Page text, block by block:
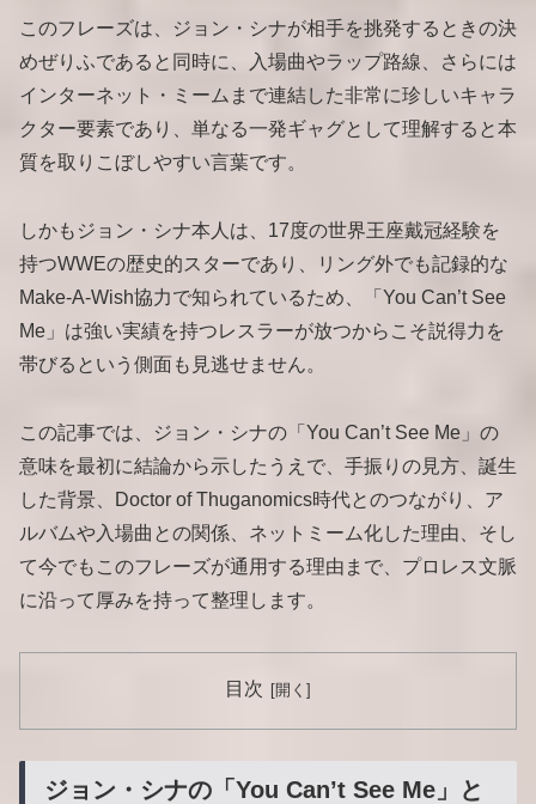
このフレーズは、ジョン・シナが相手を挑発するときの決
めぜりふであると同時に、入場曲やラップ路線、さらには
インターネット・ミームまで連結した非常に珍しいキャラ
クター要素であり、単なる一発ギャグとして理解すると本
質を取りこぼしやすい言葉です。
しかもジョン・シナ本人は、17度の世界王座戴冠経験を
持つWWEの歴史的スターであり、リング外でも記録的な
Make-A-Wish協力で知られているため、「You Can’t See
Me」は強い実績を持つレスラーが放つからこそ説得力を
帯びるという側面も見逃せません。
この記事では、ジョン・シナの「You Can’t See Me」の
意味を最初に結論から示したうえで、手振りの見方、誕生
した背景、Doctor of Thuganomics時代とのつながり、ア
ルバムや入場曲との関係、ネットミーム化した理由、そし
て今でもこのフレーズが通用する理由まで、プロレス文脈
に沿って厚みを持って整理します。
目次
ジョン・シナの「You Can’t See Me」と